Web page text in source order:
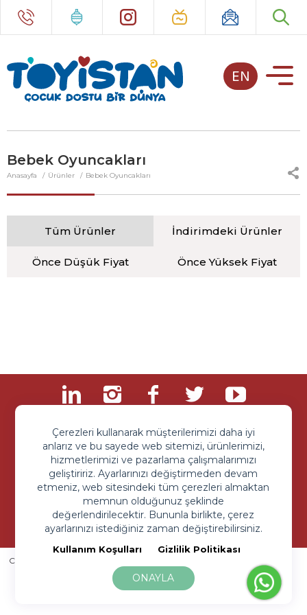
EN
Bebek Oyuncakları
Anasayfa Ürünler Bebek Oyuncakları
Tüm Ürünler İndirimdeki Ürünler
Önce Düşük Fiyat Önce Yüksek Fiyat
ONAYLA
Çerezleri kullanarak müşterilerimizi daha iyi
anlarız ve bu sayede web sitemizi, ürünlerimizi,
hizmetlerimizi ve pazarlama çalışmalarımızı
geliştiririz. Ayarlarınızı değiştirmeden devam
etmeniz, web sitesindeki tüm çerezleri almaktan
memnun olduğunuz şeklinde
değerlendirilecektir. Bununla birlikte, çerez
ayarlarınızı istediğiniz zaman değiştirebilirsiniz.
Kullanım Koşulları Gizlilik Politikası
Sipariş ve Sorularınız İçin
+90 850 203 9093
Copyright © 2020 All rigth reserved.
Sanayi Limited Şirketi
Gizlilik Sözleşmesi Site By Beework